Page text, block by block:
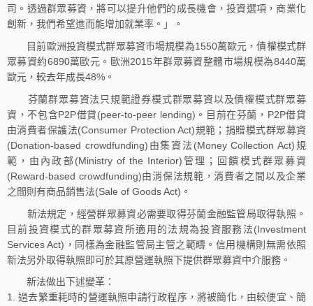
司。透過群眾募資，將可以提升他們的成長機會，投資選項，商業化
創新，我們希望進而能增加就業率。」。
目前歐洲投資模式群眾募資市場規模為1550萬歐元，債權模式群
眾募資約6890萬歐元。歐洲2015年群眾募資整體市場規模為8440萬
歐元，較去年成長48%。
芬蘭群眾募資法只規範證券模式群眾募資以及債權模式群眾募
資，不包含P2P借貸(peer-to-peer lending)。目前在芬蘭，P2P借貸
由消費者保護法(Consumer Protection Act)規範；捐贈模式群眾募資
(Donation-based crowdfunding)由集資法(Money Collection Act)規
範，由內政部(Ministry of the Interior)管理；回饋模式群眾募資
(Reward-based crowdfunding)由消保法規範，消費者之間以及企業
之間則有商品銷售法(Sale of Goods Act)。
新法規定，經營群眾募資必需要取得芬蘭金融監管局取得執照。
目前投資模式的群眾募資所適用的法規為投資服務法(Investment
Services Act)，同樣為金融監管局主管之範疇。信用機構則無需依照
新法另外取得執照即可於其原營運執照下提供群眾募資中介服務。
新法做出下述變革：
1. 過去繁重耗時的營運執照申請行政程序，將被簡化，由較便宜、簡